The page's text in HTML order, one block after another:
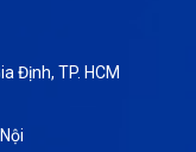
Định, TP. HCM